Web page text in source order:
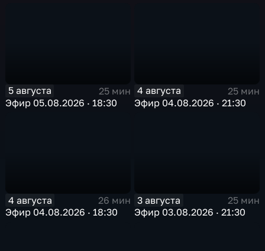
5 августа
25 мин
Эфир 05.08.2026 · 18:30
4 августа
25 мин
Эфир 04.08.2026 · 21:30
4 августа
26 мин
Эфир 04.08.2026 · 18:30
3 августа
25 мин
Эфир 03.08.2026 · 21:30